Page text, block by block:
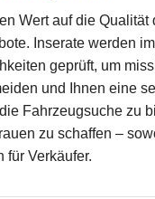
Wert auf die Qualität
Inserate werden
geprüft, um
und Ihnen eine
Fahrzeugsuche zu
zu schaffen –
für Verkäufer.